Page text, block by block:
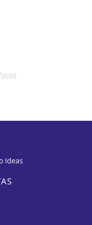
Ideas